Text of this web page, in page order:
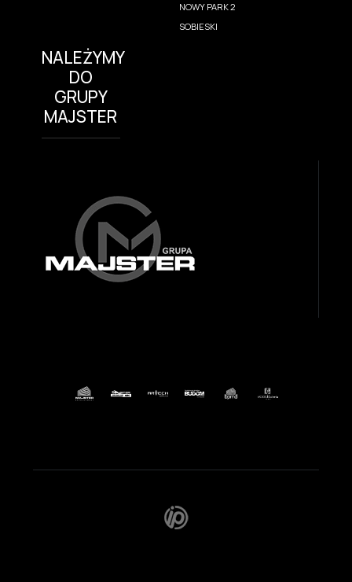
NOWY PARK 2
SOBIESKI
NALEŻYMY
DO
GRUPY
MAJSTER